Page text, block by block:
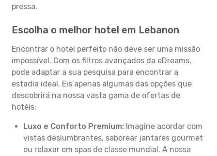
pressa.
Escolha o melhor hotel em Lebanon
Encontrar o hotel perfeito não deve ser uma missão
impossível. Com os filtros avançados da eDreams,
pode adaptar a sua pesquisa para encontrar a
estadia ideal. Eis apenas algumas das opções que
descobrirá na nossa vasta gama de ofertas de
hotéis:
Luxo e Conforto Premium: Imagine acordar com
vistas deslumbrantes, saborear jantares gourmet
ou relaxar em spas de classe mundial. A nossa